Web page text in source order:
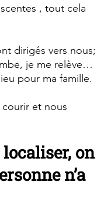
, tout cela
dirigés vers nous;
je me relève…
pour ma famille.
et nous
localiser, on
n’a